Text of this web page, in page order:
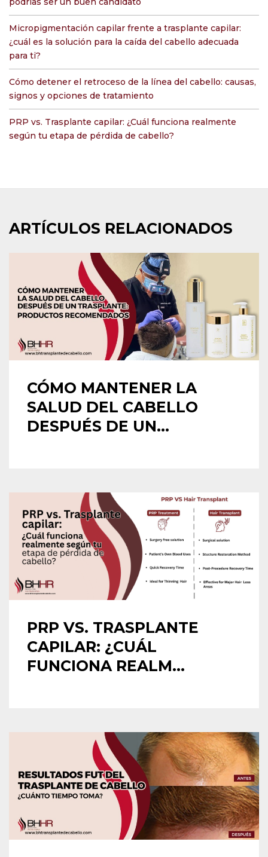
Micropigmentación capilar frente a trasplante capilar:
¿cuál es la solución para la caída del cabello adecuada
para ti?
Cómo detener el retroceso de la línea del cabello: causas,
signos y opciones de tratamiento
PRP vs. Trasplante capilar: ¿Cuál funciona realmente
según tu etapa de pérdida de cabello?
ARTÍCULOS RELACIONADOS
CÓMO MANTENER LA
SALUD DEL CABELLO
DESPUÉS DE UN...
PRP VS. TRASPLANTE
CAPILAR: ¿CUÁL
FUNCIONA REALM...